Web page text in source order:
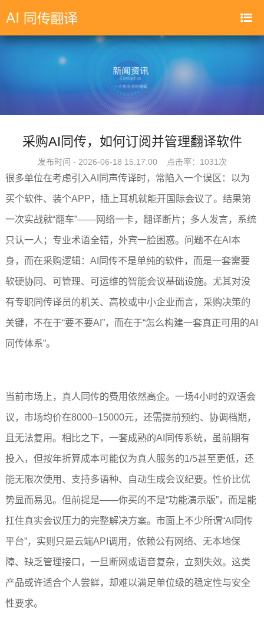
采购AI同传，如何订阅并管理翻译软件
发布时间 - 2026-06-18 15:17:00 点击率： 1031次
很多单位在考虑引入AI同声传译时，常陷入一个误区：以为
买个软件、装个APP，插上耳机就能开国际会议了。结果第
一次实战就“翻车”——网络一卡，翻译断片；多人发言，系统
只认一人；专业术语全错，外宾一脸困惑。问题不在AI本
身，而在采购逻辑：AI同传不是单纯的软件，而是一套需要
软硬协同、可管理、可运维的智能会议基础设施。尤其对没
有专职同传译员的机关、高校或中小企业而言，采购决策的
关键，不在于“要不要AI”，而在于“怎么构建一套真正可用的AI
同传体系”。
当前市场上，真人同传的费用依然高企。一场4小时的双语会
议，市场均价在8000–15000元，还需提前预约、协调档期，
且无法复用。相比之下，一套成熟的AI同传系统，虽前期有
投入，但按年折算成本可能仅为真人服务的1/5甚至更低，还
能无限次使用、支持多语种、自动生成会议纪要。性价比优
势显而易见。但前提是——你买的不是“功能演示版”，而是能
扛住真实会议压力的完整解决方案。市面上不少所谓“AI同传
平台”，实则只是云端API调用，依赖公有网络、无本地保
障、缺乏管理接口，一旦断网或语音复杂，立刻失效。这类
产品或许适合个人尝鲜，却难以满足单位级的稳定性与安全
性要求。